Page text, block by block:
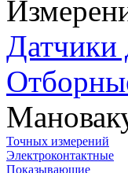
Датчики
Точных измерений
Электроконтактные
Показывающие